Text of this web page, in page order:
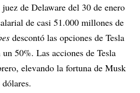
de Delaware del 30 de enero
de casi 51.000 millones de
descontó las opciones de Tesla
50%. Las acciones de Tesla
elevando la fortuna de Musk